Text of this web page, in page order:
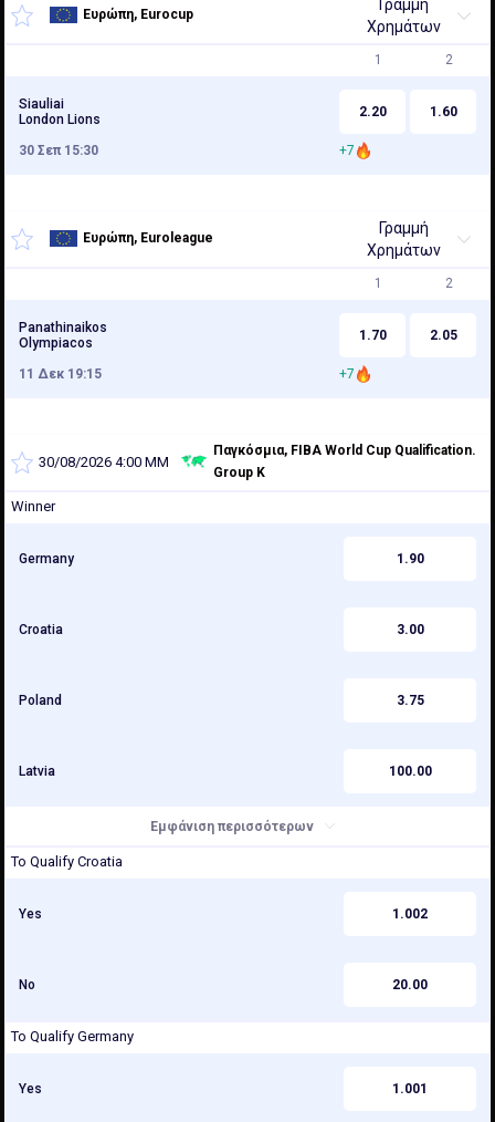
Ευρώπη, Eurocup
Γραμμή
Χρημάτων
1 2
Siauliai
London Lions
2.20 1.60
30 Σεπ 15:30 +7
Ευρώπη, Euroleague
Γραμμή
Χρημάτων
1 2
Panathinaikos
Olympiacos
1.70 2.05
11 Δεκ 19:15 +7
30/08/2026 4:00 ΜΜ
Παγκόσμια, FIBA World Cup Qualification.
Group K
Winner
Germany 1.90
Croatia 3.00
Poland 3.75
Latvia 100.00
Εμφάνιση περισσότερων
To Qualify Croatia
Yes 1.002
No 20.00
To Qualify Germany
Yes 1.001